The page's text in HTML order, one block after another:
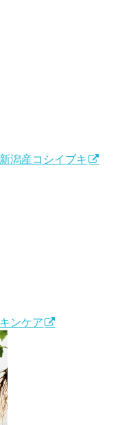
潟産コシイブキ
ンケア